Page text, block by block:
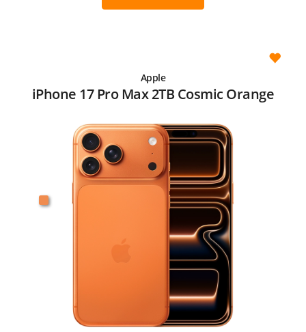
Apple
iPhone 17 Pro Max 2TB Cosmic Orange